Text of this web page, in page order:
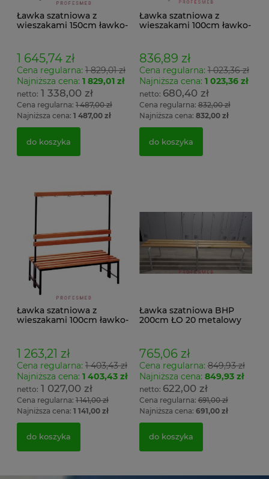
Ławka szatniowa z
wieszakami 150cm ławko-
1 645,74 zł
Cena regularna: 1 829,01 zł
Najniższa cena: 1 829,01 zł
1 338,00 zł
Cena regularna: 1 487,00 zł
Najniższa cena: 1 487,00 zł
do koszyka
Ławka szatniowa z
wieszakami 100cm ławko-
836,89 zł
Cena regularna:1 023,36 zł
Najniższa cena: 1 023,36 zł
680,40 zł
Cena regularna:832,00 zł
Najniższa cena: 832,00 zł
do koszyka
Ławka szatniowa z
wieszakami 100cm ławko-
1 263,21 zł
Cena regularna: 1 403,43 zł
Najniższa cena: 1 403,43 zł
1 027,00 zł
Cena regularna: 1 141,00 zł
Najniższa cena: 1 141,00 zł
do koszyka
Ławka szatniowa BHP
200cm ŁO 20 metalowy
765,06 zł
Cena regularna:849,93 zł
Najniższa cena: 849,93 zł
622,00 zł
Cena regularna:691,00 zł
Najniższa cena: 691,00 zł
do koszyka